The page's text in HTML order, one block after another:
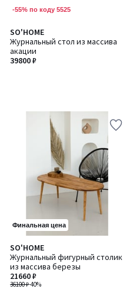
-55% по коду 5525
SO'HOME
Журнальный стол из массива
акации
39800 ₽
Финальная цена
SO'HOME
Журнальный фигурный столик
из массива березы
36100 ₽-40%
21660 ₽
Количество
цветов:
4